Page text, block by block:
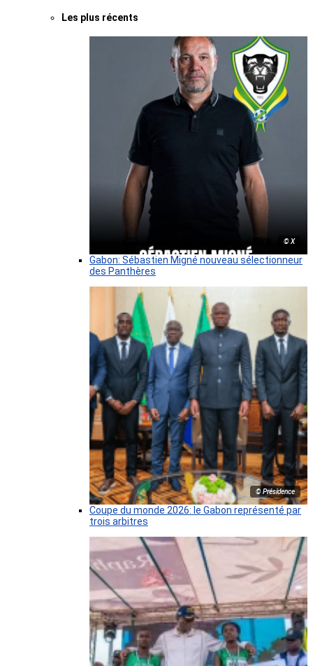
Les plus récents
© X
Gabon: Sébastien Migné nouveau sélectionneur
des Panthères
© Présidence
Coupe du monde 2026: le Gabon représenté par
trois arbitres